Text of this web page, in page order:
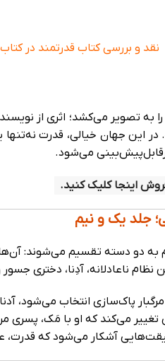
نقد و بررسی کتاب قدرتمند در کتاب
این جهان خیالی، قدرت نه‌تنها
می‌شود.
اینجا کلیک کنید.
جلد یک و نیم
پاک‌سازی انتخاب می‌شود،
تغییر می‌کند که او با مَک،
آشکار می‌شود که